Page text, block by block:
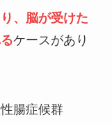
、脳が受けた
ケースがあり
腸症候群